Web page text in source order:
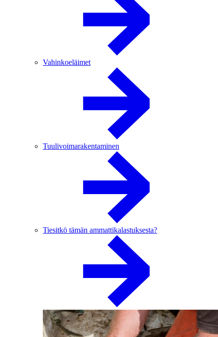
Vahinkoeläimet
Tuulivoimarakentaminen
Tiesitkö tämän ammattikalastuksesta?